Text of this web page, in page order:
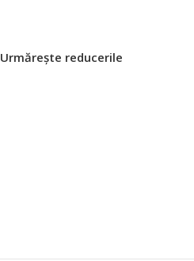
Urmărește reducerile